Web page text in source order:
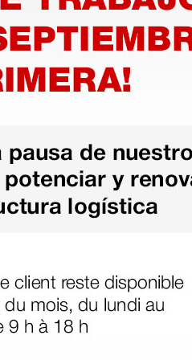
en
a 75 cm sin
oscuro
altura